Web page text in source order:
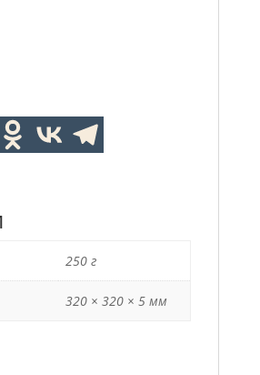
250 г
320 × 320 × 5 мм